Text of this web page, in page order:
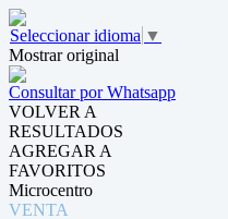
Seleccionar idioma ▼
Mostrar original
Consultar por Whatsapp
VOLVER A
RESULTADOS
AGREGAR A
FAVORITOS
Microcentro
VENTA